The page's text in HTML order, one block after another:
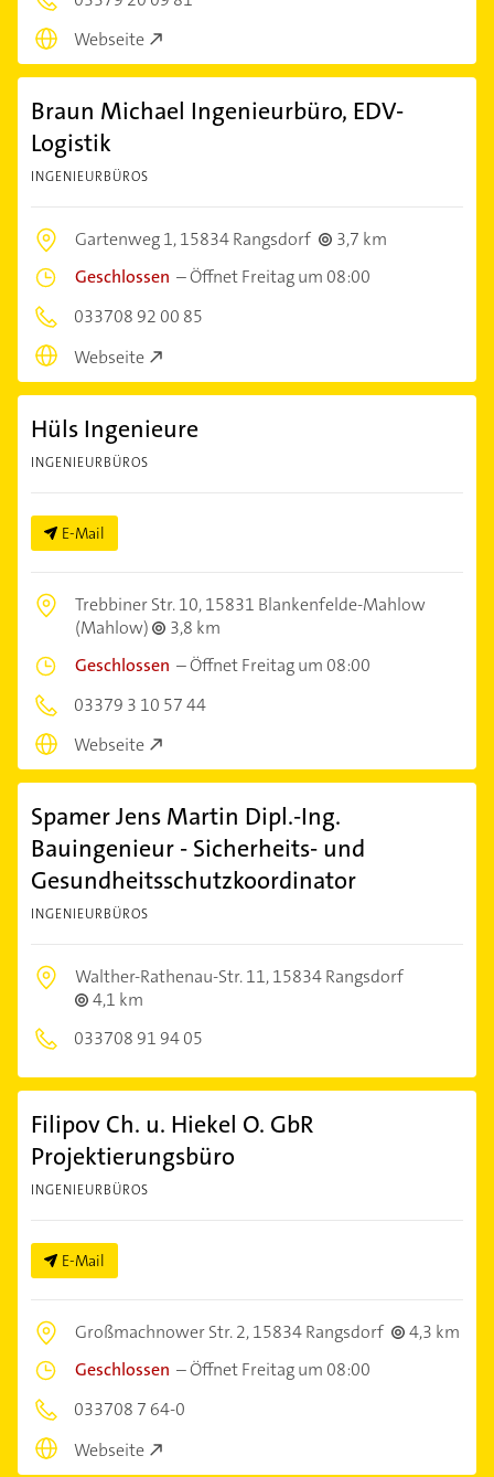
Webseite
Braun Michael Ingenieurbüro, EDV-
Logistik
INGENIEURBÜROS
Gartenweg 1,15834 Rangsdorf
3,7 km
Geschlossen –Öffnet Freitag um 08:00
033708 92 00 85
Webseite
Hüls Ingenieure
INGENIEURBÜROS
E-Mail
Trebbiner Str. 10,15831 Blankenfelde-Mahlow
(Mahlow)
3,8 km
Geschlossen –Öffnet Freitag um 08:00
03379 3 10 57 44
Webseite
Spamer Jens Martin Dipl.-Ing.
Bauingenieur - Sicherheits- und
Gesundheitsschutzkoordinator
INGENIEURBÜROS
Walther-Rathenau-Str. 11,15834 Rangsdorf
4,1 km
033708 91 94 05
Filipov Ch. u. Hiekel O. GbR
Projektierungsbüro
INGENIEURBÜROS
E-Mail
Großmachnower Str. 2,15834 Rangsdorf
4,3 km
Geschlossen –Öffnet Freitag um 08:00
033708 7 64-0
Webseite